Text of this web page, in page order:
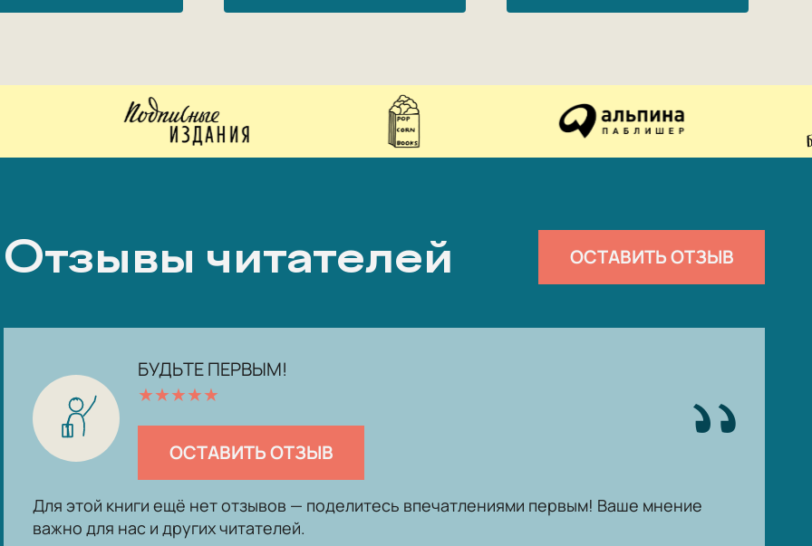
Отзывы читателей ОСТАВИТЬ ОТЗЫВ
БУДЬТЕ ПЕРВЫМ!
★★★★★
ОСТАВИТЬ ОТЗЫВ
Для этой книги ещё нет отзывов — поделитесь впечатлениями первым! Ваше мнение
важно для нас и других читателей.